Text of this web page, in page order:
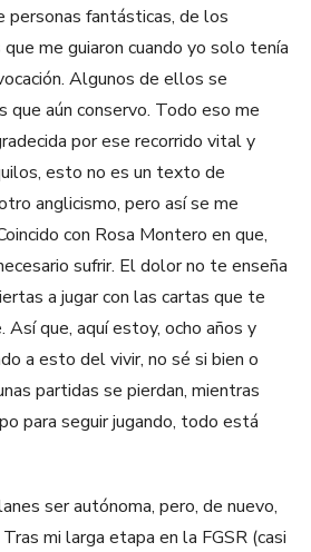
personas fantásticas, de los
me guiaron cuando yo solo tenía
Algunos de ellos se
que aún conservo. Todo eso me
por ese recorrido vital y
esto no es un texto de
anglicismo, pero así se me
con Rosa Montero en que,
sufrir. El dolor no te enseña
a jugar con las cartas que te
Así que, aquí estoy, ocho años y
a esto del vivir, no sé si bien o
partidas se pierdan, mientras
para seguir jugando, todo está
ser autónoma, pero, de nuevo,
mi larga etapa en la FGSR (casi